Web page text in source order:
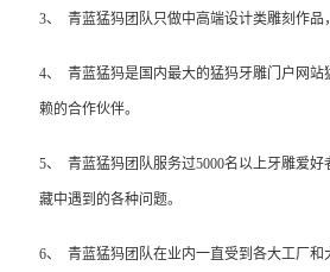
3、 青蓝猛犸团队只做中高端设计类雕刻作品
4、 青蓝猛犸是国内最大的猛犸牙雕门户网
赖的合作伙伴。
5、 青蓝猛犸团队服务过5000名以上牙雕爱好
藏中遇到的各种问题。
6、 青蓝猛犸团队在业内一直受到各大工厂和